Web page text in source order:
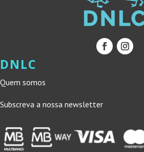
DNLC
Quem somos
Subscreva a nossa newsletter